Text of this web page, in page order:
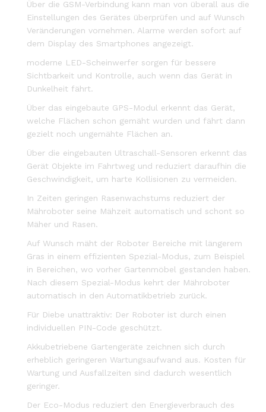
Über die GSM-Verbindung kann man von überall aus die
Einstellungen des Gerätes überprüfen und auf Wunsch
Veränderungen vornehmen. Alarme werden sofort auf
dem Display des Smartphones angezeigt.
moderne LED-Scheinwerfer sorgen für bessere
Sichtbarkeit und Kontrolle, auch wenn das Gerät in
Dunkelheit fährt.
Über das eingebaute GPS-Modul erkennt das Gerät,
welche Flächen schon gemäht wurden und fährt dann
gezielt noch ungemähte Flächen an.
Über die eingebauten Ultraschall-Sensoren erkennt das
Gerät Objekte im Fahrtweg und reduziert daraufhin die
Geschwindigkeit, um harte Kollisionen zu vermeiden.
In Zeiten geringen Rasenwachstums reduziert der
Mähroboter seine Mähzeit automatisch und schont so
Mäher und Rasen.
Auf Wunsch mäht der Roboter Bereiche mit längerem
Gras in einem effizienten Spezial-Modus, zum Beispiel
in Bereichen, wo vorher Gartenmöbel gestanden haben.
Nach diesem Spezial-Modus kehrt der Mähroboter
automatisch in den Automatikbetrieb zurück.
Für Diebe unattraktiv: Der Roboter ist durch einen
individuellen PIN-Code geschützt.
Akkubetriebene Gartengeräte zeichnen sich durch
erheblich geringeren Wartungsaufwand aus. Kosten für
Wartung und Ausfallzeiten sind dadurch wesentlich
geringer.
Der Eco-Modus reduziert den Energieverbrauch des